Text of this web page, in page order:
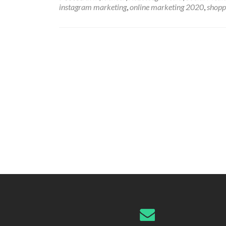
instagram marketing,online marketing 2020,